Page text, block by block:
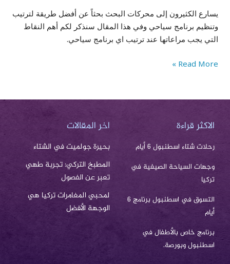
يسارع الكثيرون إلى محركات البحث بحثاً عن أفضل طريقة لترتيب
وتنظيم برنامج سياحي وفي هذا المقال سنذكر لكم أهم النقاط
التي يجب مراعاتها عند ترتيب اي برنامج سياحي.
Read More »
الاكثر قراءة
رحلات شتاء اسطنبول 6 أيام
وجهات السياحة الصيفية في
تركيا
التسوق في اسطنبول برنامج 6
أيام
برنامج خاص بالأطفال في
اسطنبول وبورصة.
اخر المقالات
بحيرة جولميت في الشتاء
المطبخ التركي: تجربة طهي
تعبر عن الفصول
لمحبي المغامرات تركيا هي
الوجهة الأفضل